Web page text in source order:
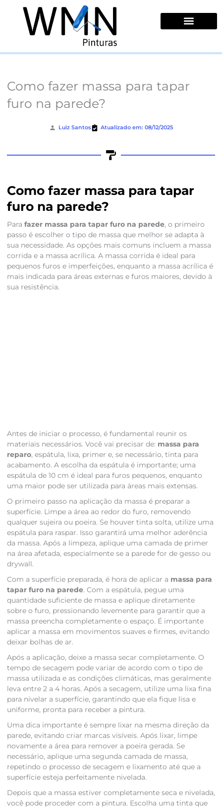
conteúdo
Como fazer massa para tapar
furo na parede?
Luiz Santos Atualizado em: 08/12/2025
Como fazer massa para tapar
furo na parede?
Para fazer massa para tapar furo na parede, o primeiro
passo é escolher o tipo de massa que melhor se adapta à
sua necessidade. As opções mais comuns incluem a massa
corrida e a massa acrílica. A massa corrida é ideal para
pequenos furos e imperfeições, enquanto a massa acrílica é
mais indicada para áreas externas e furos maiores, devido à
sua resistência.
Antes de iniciar o processo, é fundamental reunir os
materiais necessários. Você vai precisar de: massa para
reparo, espátula, lixa, primer e, se necessário, tinta para
acabamento. A escolha da espátula é importante; uma
espátula de 10 cm é ideal para furos pequenos, enquanto
uma maior pode ser utilizada para áreas mais extensas.
O primeiro passo na aplicação da massa é preparar a
superfície. Limpe a área ao redor do furo, removendo
qualquer sujeira ou poeira. Se houver tinta solta, utilize uma
espátula para raspar. Isso garantirá uma melhor aderência
da massa. Após a limpeza, aplique uma camada de primer
na área afetada, especialmente se a parede for de gesso ou
drywall.
Com a superfície preparada, é hora de aplicar a massa para
tapar furo na parede. Com a espátula, pegue uma
quantidade suficiente de massa e aplique diretamente
sobre o furo, pressionando levemente para garantir que a
massa preencha completamente o espaço. É importante
aplicar a massa em movimentos suaves e firmes, evitando
deixar bolhas de ar.
Após a aplicação, deixe a massa secar completamente. O
tempo de secagem pode variar de acordo com o tipo de
massa utilizada e as condições climáticas, mas geralmente
leva entre 2 a 4 horas. Após a secagem, utilize uma lixa fina
para nivelar a superfície, garantindo que ela fique lisa e
uniforme, pronta para receber a pintura.
Uma dica importante é sempre lixar na mesma direção da
parede, evitando criar marcas visíveis. Após lixar, limpe
novamente a área para remover a poeira gerada. Se
necessário, aplique uma segunda camada de massa,
repetindo o processo de secagem e lixamento até que a
superfície esteja perfeitamente nivelada.
Depois que a massa estiver completamente seca e nivelada,
você pode proceder com a pintura. Escolha uma tinta que